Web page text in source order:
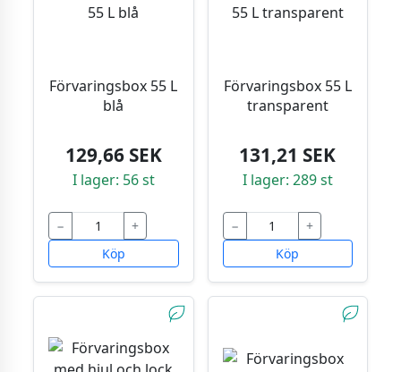
Förvaringsbox 55 L
blå
129,66 SEK
I lager: 56 st
−
+
Köp
Förvaringsbox 55 L
transparent
131,21 SEK
I lager: 289 st
−
+
Köp